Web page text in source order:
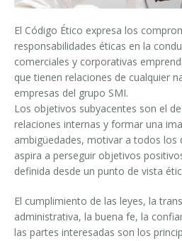
Certificación y Asociaciones
Whistleblowing
Ahorro de energía
Fuentes renovables
Soluciones compactas
Fábrica inteligente 4.0
Supervisor de línea SWM
Tour virtual
LLENADORAS PARA BOTELLAS
SISTEMAS DE SOPLADO,
EMPAQUETADORAS
Film termorretráctil
entrada en línea
entrada a 90°
Film extensible
Cartón wrap-around
entrada en línea
entrada a 90°
Cartón RSC (americanas)
Cartoncillo Kraft
PALETIZADORES
Minipal
Entrada en línea
Entrada a 90°
CINTAS TRANSPORTADORAS
Servicios Smycall
SmyIoT control room
AI Tech Support
AR Smart Glasses
Asistencia in situ
Upgrades
Training
Cursos de formación
Solicitud de información
News
Ferias
Instalaciones recientes
Sminow magazine
Notas de prensa
Lo que dicen de nosotros
Contactos
Contactos
Filiales
Petición de informaciones
Ferias: solicitud de encuentro
Proveedores
Careers
Careers
Introduce tu C.V.
Modifica tu C.V.
Oportunidades de trabajo
El Código Ético expresa los
responsabilidades éticas en la
comerciales y corporativas
que tienen relaciones de cualquier
empresas del grupo SMI.
Los objetivos subyacentes son el
relaciones internas y formar una
ambigüedades, motivar a todos los
aspira a perseguir objetivos
definida desde un punto de vista
El cumplimiento de las leyes, la
administrativa, la buena fe, la
las partes interesadas son los